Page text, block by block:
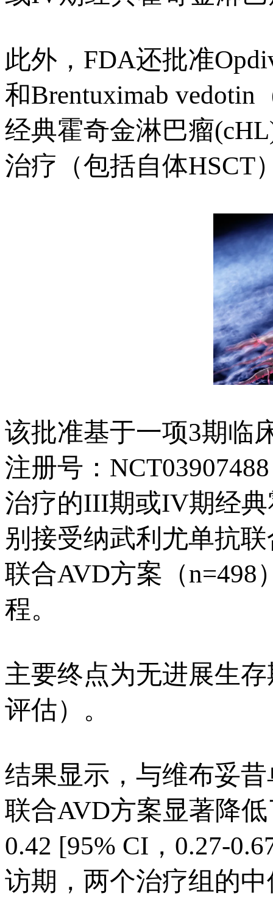
此外，FDA还批准
和Brentuximab
经典霍奇金淋巴瘤
治疗（包括自体HSCT
该批准基于一项3期临
注册号：
治疗的III期或IV期经
别接受纳武利尤单抗
联合AVD方案（n=498
程。
主要终点为无进展生
评估）。
结果显示，与维布妥
联合AVD方案显著降
0.42 [95% CI，0.27-
访期，两个治疗组的